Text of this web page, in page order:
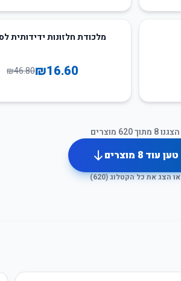
מלכודת חלזונות ידידותית
₪16.60
₪46.80
הצגנו8 מתוך620 מוצרים
טען עוד8 מוצרים
או הצג את כל הקטלוג (620
)